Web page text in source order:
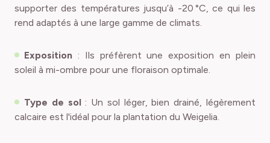
supporter des températures jusqu’à -20 °C, ce qui les
rend adaptés à une large gamme de climats.
Exposition : Ils préfèrent une exposition en plein
soleil à mi-ombre pour une floraison optimale.
Type de sol: Un sol léger, bien drainé, légèrement
calcaire est l'idéal pour la plantation du Weigelia.